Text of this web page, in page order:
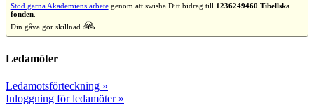
Stöd gärna Akademiens arbetegenom att swisha Ditt bidrag till 1236249460 Tibellska
fonden.
Din gåva gör skillnad 🙏
Ledamöter
Ledamotsförteckning »
Inloggning för ledamöter »